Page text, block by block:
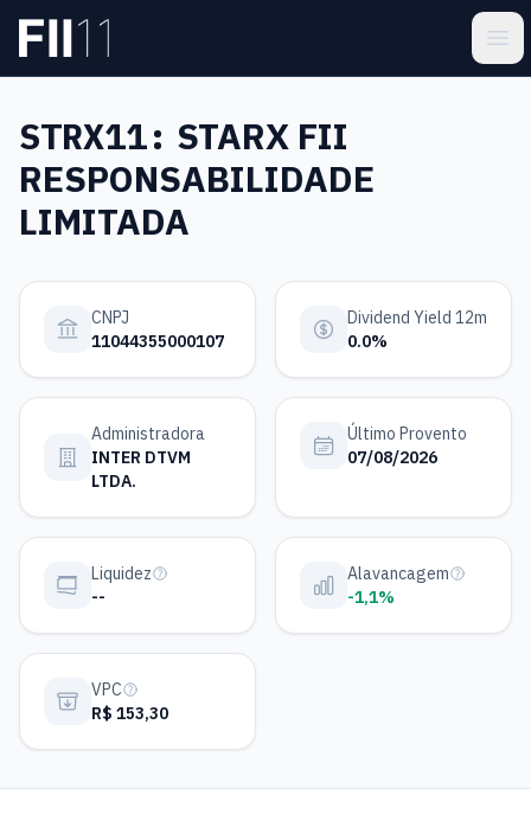
Pular para o conteúdo principal
STRX11: STARX FII
RESPONSABILIDADE
LIMITADA
CNPJ
11044355000107
Dividend Yield 12m
0.0%
Administradora
INTER DTVM
LTDA.
Último Provento
07/08/2026
Liquidez
--
Alavancagem
-1,1%
VPC
R$ 153,30